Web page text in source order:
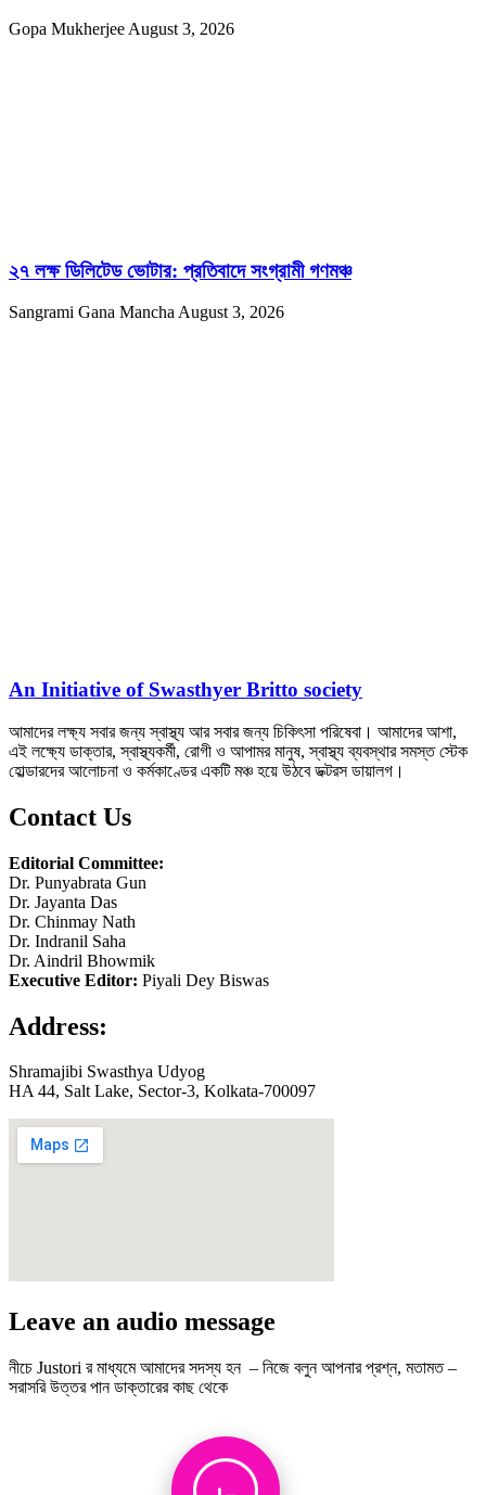
Gopa Mukherjee August 3, 2026
২৭ লক্ষ ডিলিটেড ভোটার: প্রতিবাদে সংগ্রামী গণমঞ্চ
Sangrami Gana Mancha August 3, 2026
An Initiative of Swasthyer Britto society
আমাদের লক্ষ্য সবার জন্য স্বাস্থ্য আর সবার জন্য চিকিৎসা পরিষেবা। আমাদের আশা,
এই লক্ষ্যে ডাক্তার, স্বাস্থ্যকর্মী, রোগী ও আপামর মানুষ, স্বাস্থ্য ব্যবস্থার সমস্ত স্টেক
হোল্ডারদের আলোচনা ও কর্মকাণ্ডের একটি মঞ্চ হয়ে উঠবে ডক্টরস ডায়ালগ।
Contact Us
Editorial Committee:
Dr. Punyabrata Gun
Dr. Jayanta Das
Dr. Chinmay Nath
Dr. Indranil Saha
Dr. Aindril Bhowmik
Executive Editor: Piyali Dey Biswas
Address:
Shramajibi Swasthya Udyog
HA 44, Salt Lake, Sector-3, Kolkata-700097
Leave an audio message
নীচে Justori র মাধ্যমে আমাদের সদস্য হন – নিজে বলুন আপনার প্রশ্ন, মতামত –
সরাসরি উত্তর পান ডাক্তারের কাছ থেকে